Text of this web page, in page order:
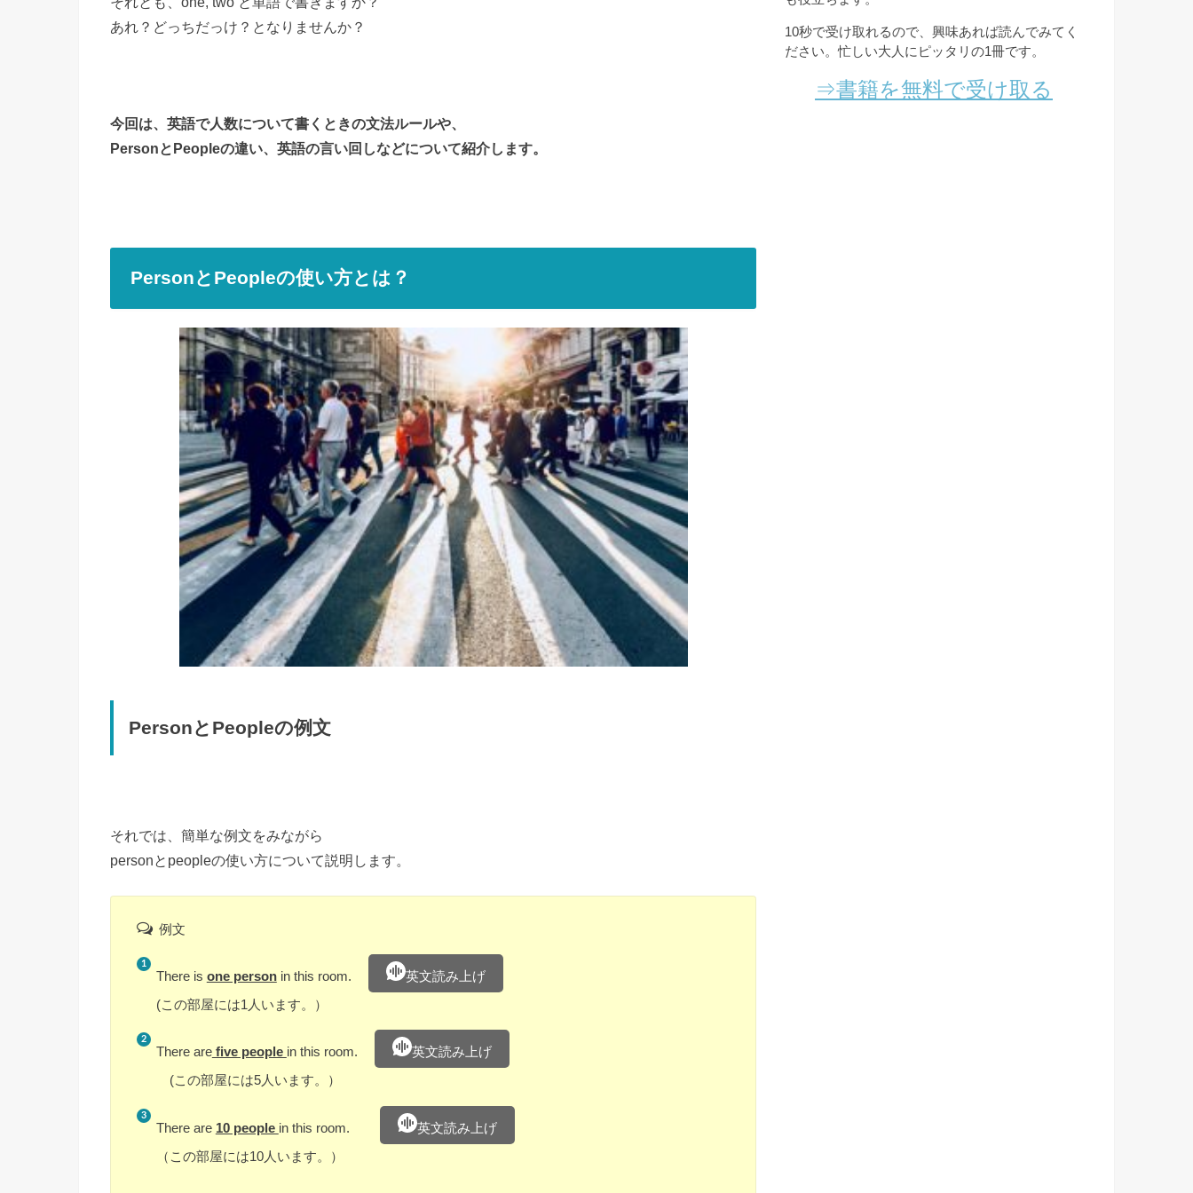
あれ？どっちだっけ？となりませんか？
今回は、英語で人数について書くときの文法ルールや、
PersonとPeopleの違い、英語の言い回しなどについて紹介します。
PersonとPeopleの使い方とは？
PersonとPeopleの例文
それでは、簡単な例文をみながら
personとpeopleの使い方について説明します。
例文
There is one personin this room. 英文読み上げ
(この部屋には1人います。）
There arefive people in this room. 英文読み上げ
(この部屋には5人います。）
There are 10 people in this room. 英文読み上げ
（この部屋には10人います。）
10秒で受け取れるので、興味あれば読んでみてく
ださい。忙しい大人にピッタリの1冊です。
⇒書籍を無料で受け取る